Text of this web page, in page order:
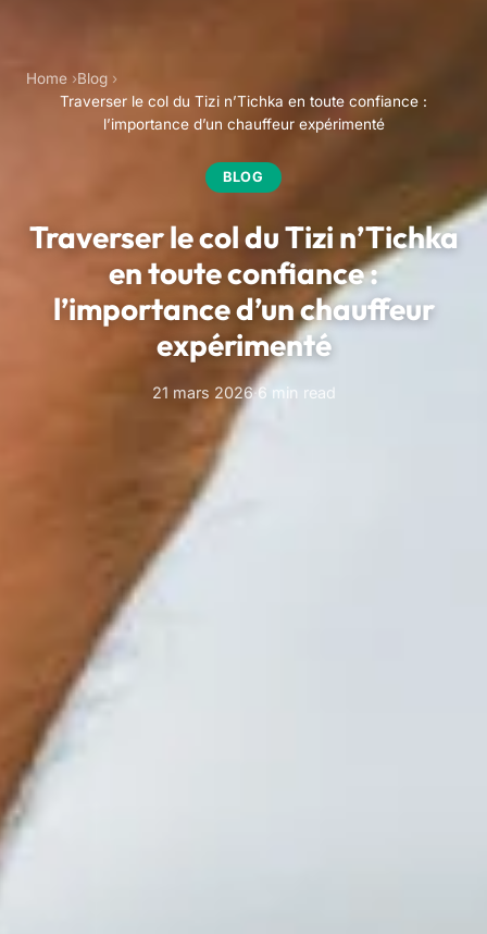
Home
Blog
Traverser le col du Tizi n’Tichka en toute confiance :
l’importance d’un chauffeur expérimenté
BLOG
Traverser le col du Tizi n’Tichka
en toute confiance :
l’importance d’un chauffeur
expérimenté
21 mars 2026·6 min read